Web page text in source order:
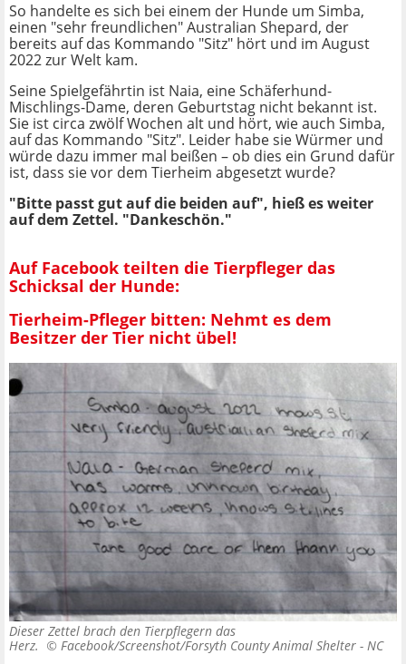
So handelte es sich bei einem der Hunde um Simba,
einen "sehr freundlichen" Australian Shepard, der
bereits auf das Kommando "Sitz" hört und im August
2022 zur Welt kam.
Seine Spielgefährtin ist Naia, eine Schäferhund-
Mischlings-Dame, deren Geburtstag nicht bekannt ist.
Sie ist circa zwölf Wochen alt und hört, wie auch Simba,
auf das Kommando "Sitz". Leider habe sie Würmer und
würde dazu immer mal beißen – ob dies ein Grund dafür
ist, dass sie vor dem Tierheim abgesetzt wurde?
"Bitte passt gut auf die beiden auf", hieß es weiter
auf dem Zettel. "Dankeschön."
Auf Facebook teilten die Tierpfleger das
Schicksal der Hunde:
Tierheim-Pfleger bitten: Nehmt es dem
Besitzer der Tier nicht übel!
Dieser Zettel brach den Tierpflegern das
Herz. © Facebook/Screenshot/Forsyth County Animal Shelter - NC